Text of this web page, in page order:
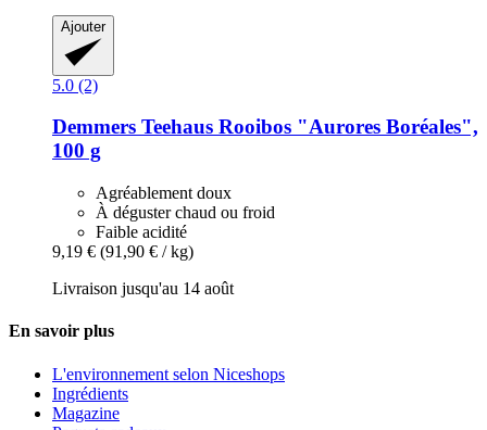
Ajouter
5.0 (2)
Demmers Teehaus Rooibos "Aurores Boréales",
100 g
Agréablement doux
À déguster chaud ou froid
Faible acidité
9,19 € (91,90 € / kg)
Livraison jusqu'au 14 août
En savoir plus
L'environnement selon Niceshops
Ingrédients
Magazine